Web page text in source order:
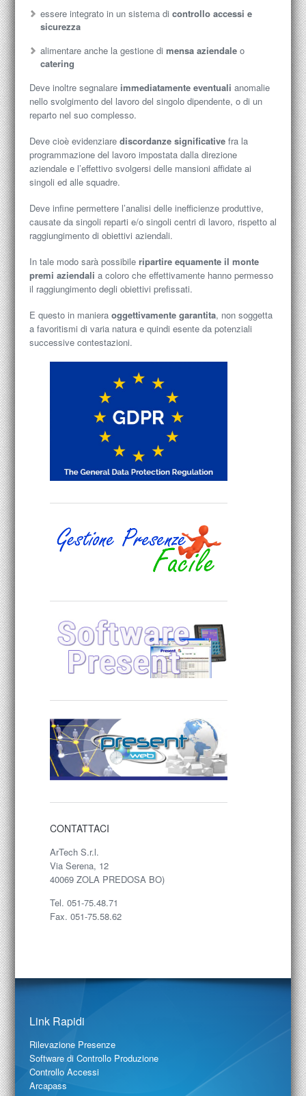
essere integrato in un sistema di controllo accessi e
sicurezza
alimentare anche la gestione di mensa aziendaleo
catering
Deve inoltre segnalare immediatamente eventuali anomalie
nello svolgimento del lavoro del singolo dipendente, o di un
reparto nel suo complesso.
Deve cioè evidenziare discordanze significativefra la
programmazione del lavoro impostata dalla direzione
aziendale e l’effettivo svolgersi delle mansioni affidate ai
singoli ed alle squadre.
Deve infine permettere l’analisi delle inefficienze produttive,
causate da singoli reparti e/o singoli centri di lavoro, rispetto al
raggiungimento di obiettivi aziendali.
In tale modo sarà possibile ripartire equamente il monte
premi aziendali a coloro che effettivamente hanno permesso
il raggiungimento degli obiettivi prefissati.
E questo in maniera oggettivamente garantita, non soggetta
a favoritismi di varia natura e quindi esente da potenziali
successive contestazioni.
CONTATTACI
ArTech S.r.l.
Via Serena, 12
40069 ZOLA PREDOSA BO)
Tel. 051-75.48.71
Fax. 051-75.58.62
Link Rapidi
Rilevazione Presenze
Software di Controllo Produzione
Controllo Accessi
Arcapass